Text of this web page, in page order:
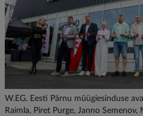
W.EG. Eesti Pärnu müügiesinduse
Raimla, Piret Purge, Janno